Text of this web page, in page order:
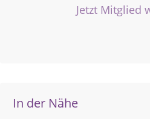
Jetzt Mitglied
In der Nähe